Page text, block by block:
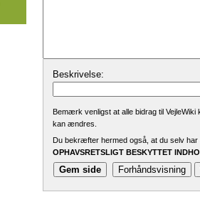
Beskrivelse:
Bemærk venligst at alle bidrag til
kan ændres.
Du bekræfter hermed også, at du selv
OPHAVSRETSLIGT BESKYTTET